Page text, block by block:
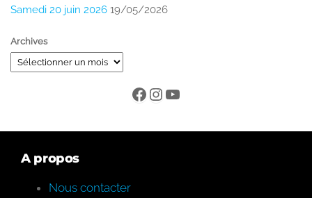
Samedi 20 juin 2026 19/05/2026
Archives
A propos
Nous contacter